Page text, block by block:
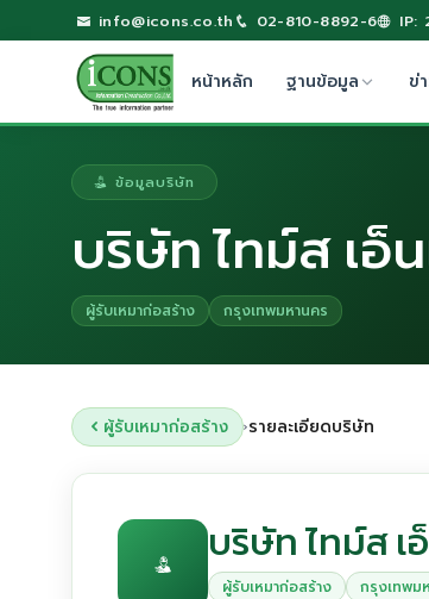
info@icons.co.th 02-810-8892-6 IP:
หน้าหลัก ฐานข้อมูล ข่
ข้อมูลบริษัท
บริษัท ไทม์ส เอ็
ผู้รับเหมาก่อสร้าง กรุงเทพมหานคร
ผู้รับเหมาก่อสร้าง ›รายละเอียดบริษัท
บริษัท ไทม์ส เ
ผู้รับเหมาก่อสร้าง กรุงเทพม